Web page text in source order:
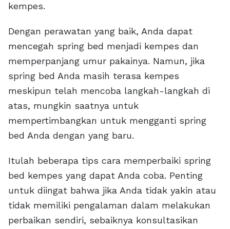
kempes.
Dengan perawatan yang baik, Anda dapat
mencegah spring bed menjadi kempes dan
memperpanjang umur pakainya. Namun, jika
spring bed Anda masih terasa kempes
meskipun telah mencoba langkah-langkah di
atas, mungkin saatnya untuk
mempertimbangkan untuk mengganti spring
bed Anda dengan yang baru.
Itulah beberapa tips cara memperbaiki spring
bed kempes yang dapat Anda coba. Penting
untuk diingat bahwa jika Anda tidak yakin atau
tidak memiliki pengalaman dalam melakukan
perbaikan sendiri, sebaiknya konsultasikan